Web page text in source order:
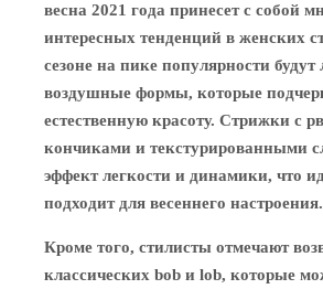
весна 2021 года принесет с собой
интересных тенденций в женских
сезоне на пике популярности будут
воздушные формы, которые
естественную красоту. Стрижки с
кончиками и текстурированными
эффект легкости и динамики, что
подходит для весеннего настроения.
Кроме того, стилисты отмечают
классических bob и lob, которые